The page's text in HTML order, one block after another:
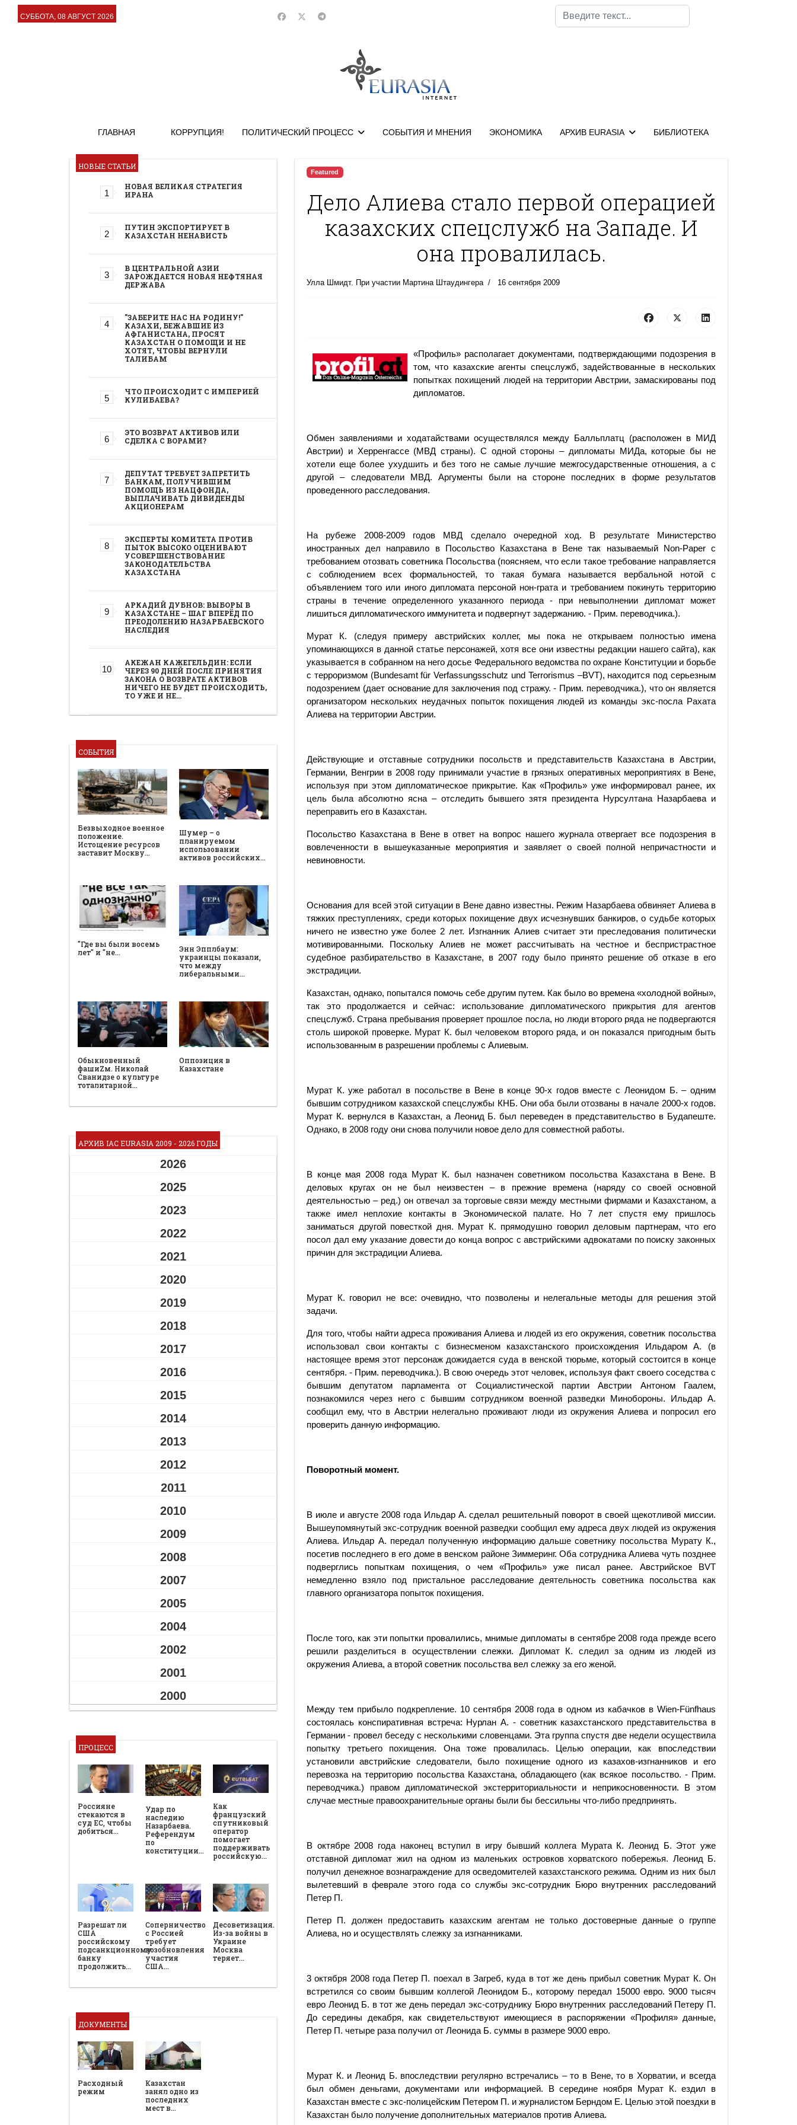
СУББОТА, 08 АВГУСТ 2026
Поиск
ГЛАВНАЯ КОРРУПЦИЯ! ПОЛИТИЧЕСКИЙ ПРОЦЕСС СОБЫТИЯ И МНЕНИЯ ЭКОНОМИКА АРХИВ EURASIA БИБЛИОТЕКА
НОВЫЕ СТАТЬИ
НОВАЯ ВЕЛИКАЯ СТРАТЕГИЯ
ИРАНА
ПУТИН ЭКСПОРТИРУЕТ В
КАЗАХСТАН НЕНАВИСТЬ
В ЦЕНТРАЛЬНОЙ АЗИИ
ЗАРОЖДАЕТСЯ НОВАЯ НЕФТЯНАЯ
ДЕРЖАВА
"ЗАБЕРИТЕ НАС НА РОДИНУ!"
КАЗАХИ, БЕЖАВШИЕ ИЗ
АФГАНИСТАНА, ПРОСЯТ
КАЗАХСТАН О ПОМОЩИ И НЕ
ХОТЯТ, ЧТОБЫ ВЕРНУЛИ
ТАЛИБАМ
ЧТО ПРОИСХОДИТ С ИМПЕРИЕЙ
КУЛИБАЕВА?
ЭТО ВОЗВРАТ АКТИВОВ ИЛИ
СДЕЛКА С ВОРАМИ?
ДЕПУТАТ ТРЕБУЕТ ЗАПРЕТИТЬ
БАНКАМ, ПОЛУЧИВШИМ
ПОМОЩЬ ИЗ НАЦФОНДА,
ВЫПЛАЧИВАТЬ ДИВИДЕНДЫ
АКЦИОНЕРАМ
ЭКСПЕРТЫ КОМИТЕТА ПРОТИВ
ПЫТОК ВЫСОКО ОЦЕНИВАЮТ
УСОВЕРШЕНСТВОВАНИЕ
ЗАКОНОДАТЕЛЬСТВА
КАЗАХСТАНА
АРКАДИЙ ДУБНОВ: ВЫБОРЫ В
КАЗАХСТАНЕ – ШАГ ВПЕРЁД ПО
ПРЕОДОЛЕНИЮ НАЗАРБАЕВСКОГО
НАСЛЕДИЯ
АКЕЖАН КАЖЕГЕЛЬДИН: ЕСЛИ
ЧЕРЕЗ 90 ДНЕЙ ПОСЛЕ ПРИНЯТИЯ
ЗАКОНА О ВОЗВРАТЕ АКТИВОВ
НИЧЕГО НЕ БУДЕТ ПРОИСХОДИТЬ,
ТО УЖЕ И НЕ…
СОБЫТИЯ
Безвыходное военное
положение.
Истощение ресурсов
заставит Москву…
Шумер – о
планируемом
использовании
активов российских…
"Где вы были восемь
лет" и "не…
Энн Эпплбаум:
украинцы показали,
что между
либеральными…
Обыкновенный
фашиZм. Николай
Сванидзе о культуре
тоталитарной…
Оппозиция в
Казахстане
АРХИВ IAC EURASIA 2009 - 2026 ГОДЫ
2026
2025
2023
2022
2021
2020
2019
2018
2017
2016
2015
2014
2013
2012
2011
2010
2009
2008
2007
2005
2004
2002
2001
2000
ПРОЦЕСС
Россияне
стекаются в
суд ЕС, чтобы
добиться…
Удар по
наследию
Назарбаева.
Референдум
по
конституции…
Как
французский
спутниковый
оператор
помогает
поддерживать
российскую…
Разрешат ли
США
российскому
подсанкционному
банку
продолжить…
Соперничество
с Россией
требует
возобновления
участия
США…
Десоветизация.
Из-за войны в
Украине
Москва
теряет…
ДОКУМЕНТЫ
Расходный
режим
Казахстан
занял одно из
последних
мест в…
Featured
Дело Алиева стало первой операцией
казахских спецслужб на Западе. И
она провалилась.
Улла Шмидт. При участии Мартина Штаудингера 16 сентября 2009
«Профиль» располагает документами, подтверждающими подозрения в
том, что казахские агенты спецслужб, задействованные в нескольких
попытках похищений людей на территории Австрии, замаскированы под
дипломатов.
Обмен заявлениями и ходатайствами осуществлялся между Балльплатц (расположен в МИД
Австрии) и Херренгассе (МВД страны). С одной стороны – дипломаты МИДа, которые бы не
хотели еще более ухудшить и без того не самые лучшие межгосударственные отношения, а с
другой – следователи МВД. Аргументы были на стороне последних в форме результатов
проведенного расследования.
На рубеже 2008-2009 годов МВД сделало очередной ход. В результате Министерство
иностранных дел направило в Посольство Казахстана в Вене так называемый Non-Paper с
требованием отозвать советника Посольства (поясняем, что если такое требование направляется
с соблюдением всех формальностей, то такая бумага называется вербальной нотой с
объявлением того или иного дипломата персоной нон-грата и требованием покинуть территорию
страны в течение определенного указанного периода - при невыполнении дипломат может
лишиться дипломатического иммунитета и подвергнут задержанию. - Прим. переводчика.).
Мурат К. (следуя примеру австрийских коллег, мы пока не открываем полностью имена
упоминающихся в данной статье персонажей, хотя все они известны редакции нашего сайта), как
указывается в собранном на него досье Федерального ведомства по охране Конституции и борьбе
с терроризмом (Bundesamt für Verfassungsschutz und Terrorismus –BVT), находится под серьезным
подозрением (дает основание для заключения под стражу. - Прим. переводчика.), что он является
организатором нескольких неудачных попыток похищения людей из команды экс-посла Рахата
Алиева на территории Австрии.
Действующие и отставные сотрудники посольств и представительств Казахстана в Австрии,
Германии, Венгрии в 2008 году принимали участие в грязных оперативных мероприятиях в Вене,
используя при этом дипломатическое прикрытие. Как «Профиль» уже информировал ранее, их
цель была абсолютно ясна – отследить бывшего зятя президента Нурсултана Назарбаева и
переправить его в Казахстан.
Посольство Казахстана в Вене в ответ на вопрос нашего журнала отвергает все подозрения в
вовлеченности в вышеуказанные мероприятия и заявляет о своей полной непричастности и
невиновности.
Основания для всей этой ситуации в Вене давно известны. Режим Назарбаева обвиняет Алиева в
тяжких преступлениях, среди которых похищение двух исчезнувших банкиров, о судьбе которых
ничего не известно уже более 2 лет. Изгнанник Алиев считает эти преследования политически
мотивированными. Поскольку Алиев не может рассчитывать на честное и беспристрастное
судебное разбирательство в Казахстане, в 2007 году было принято решение об отказе в его
экстрадиции.
Казахстан, однако, попытался помочь себе другим путем. Как было во времена «холодной войны»,
так это продолжается и сейчас: использование дипломатического прикрытия для агентов
спецслужб. Страна пребывания проверяет прошлое посла, но люди второго ряда не подвергаются
столь широкой проверке. Мурат К. был человеком второго ряда, и он показался пригодным быть
использованным в разрешении проблемы с Алиевым.
Мурат К. уже работал в посольстве в Вене в конце 90-х годов вместе с Леонидом Б. – одним
бывшим сотрудником казахской спецслужбы КНБ. Они оба были отозваны в начале 2000-х годов.
Мурат К. вернулся в Казахстан, а Леонид Б. был переведен в представительство в Будапеште.
Однако, в 2008 году они снова получили новое дело для совместной работы.
В конце мая 2008 года Мурат К. был назначен советником посольства Казахстана в Вене. В
деловых кругах он не был неизвестен – в прежние времена (наряду со своей основной
деятельностью – ред.) он отвечал за торговые связи между местными фирмами и Казахстаном, а
также имел неплохие контакты в Экономической палате. Но 7 лет спустя ему пришлось
заниматься другой повесткой дня. Мурат К. прямодушно говорил деловым партнерам, что его
посол дал ему указание довести до конца вопрос с австрийскими адвокатами по поиску законных
причин для экстрадиции Алиева.
Мурат К. говорил не все: очевидно, что позволены и нелегальные методы для решения этой
задачи.
Для того, чтобы найти адреса проживания Алиева и людей из его окружения, советник посольства
использовал свои контакты с бизнесменом казахстанского происхождения Ильдаром А. (в
настоящее время этот персонаж дожидается суда в венской тюрьме, который состоится в конце
сентября. - Прим. переводчика.). В свою очередь этот человек, используя факт своего соседства с
бывшим депутатом парламента от Социалистической партии Австрии Антоном Гаалем,
познакомился через него с бывшим сотрудником военной разведки Минобороны. Ильдар А.
сообщил ему, что в Австрии нелегально проживают люди из окружения Алиева и попросил его
проверить данную информацию.
Поворотный момент.
В июле и августе 2008 года Ильдар А. сделал решительный поворот в своей щекотливой миссии.
Вышеупомянутый экс-сотрудник военной разведки сообщил ему адреса двух людей из окружения
Алиева. Ильдар А. передал полученную информацию дальше советнику посольства Мурату К.,
посетив последнего в его доме в венском районе Зиммеринг. Оба сотрудника Алиева чуть позднее
подверглись попыткам похищения, о чем «Профиль» уже писал ранее. Австрийское BVT
немедленно взяло под пристальное расследование деятельность советника посольства как
главного организатора попыток похищения.
После того, как эти попытки провалились, мнимые дипломаты в сентябре 2008 года прежде всего
решили разделиться в осуществлении слежки. Дипломат К. следил за одним из людей из
окружения Алиева, а второй советник посольства вел слежку за его женой.
Между тем прибыло подкрепление. 10 сентября 2008 года в одном из кабачков в Wien-Fünfhaus
состоялась конспиративная встреча: Нурлан А. - советник казахстанского представительства в
Германии - провел беседу с несколькими словенцами. Эта группа спустя две недели осуществила
попытку третьего похищения. Она тоже провалилась. Целью операции, как впоследствии
установили австрийские следователи, было похищение одного из казахов-изгнанников и его
перевозка на территорию посольства Казахстана, обладающего (как всякое посольство. - Прим.
переводчика.) правом дипломатической экстерриториальности и неприкосновенности. В этом
случае местные правоохранительные органы были бы бессильны что-либо предпринять.
В октябре 2008 года наконец вступил в игру бывший коллега Мурата К. Леонид Б. Этот уже
отставной дипломат жил на одном из маленьких островков хорватского побережья. Леонид Б.
получил денежное вознаграждение для осведомителей казахстанского режима. Одним из них был
вылетевший в феврале этого года со службы экс-сотрудник Бюро внутренних расследований
Петер П.
Петер П. должен предоставить казахским агентам не только достоверные данные о группе
Алиева, но и осуществлять слежку за изгнанниками.
3 октября 2008 года Петер П. поехал в Загреб, куда в тот же день прибыл советник Мурат К. Он
встретился со своим бывшим коллегой Леонидом Б., которому передал 15000 евро. 9000 тысяч
евро Леонид Б. в тот же день передал экс-сотруднику Бюро внутренних расследований Петеру П.
До середины декабря, как свидетельствуют имеющиеся в распоряжении «Профиля» данные,
Петер П. четыре раза получил от Леонида Б. суммы в размере 9000 евро.
Мурат К. и Леонид Б. впоследствии регулярно встречались – то в Вене, то в Хорватии, и всегда
был обмен деньгами, документами или информацией. В середине ноября Мурат К. ездил в
Казахстан вместе с экс-полицейским Петером П. и журналистом Берндом Е. Целью этой поездки в
Казахстан было получение дополнительных материалов против Алиева.